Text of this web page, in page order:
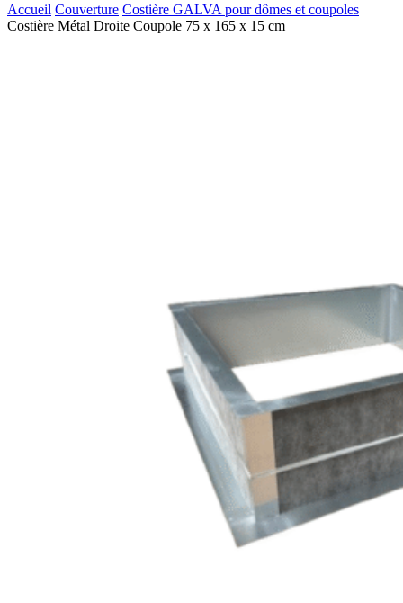
Accueil Couverture Costière GALVA pour dômes et coupoles
Costière Métal Droite Coupole 75 x 165 x 15 cm